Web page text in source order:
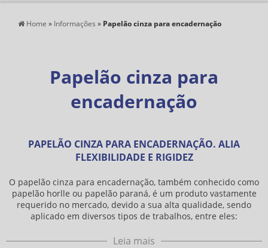
Home » Informações » Papelão cinza para encadernação
Papelão cinza para
encadernação
PAPELÃO CINZA PARA ENCADERNAÇÃO. ALIA
FLEXIBILIDADE E RIGIDEZ
O papelão cinza para encadernação, também conhecido como
papelão horlle ou papelão paraná, é um produto vastamente
requerido no mercado, devido a sua alta qualidade, sendo
aplicado em diversos tipos de trabalhos, entre eles:
Leia mais